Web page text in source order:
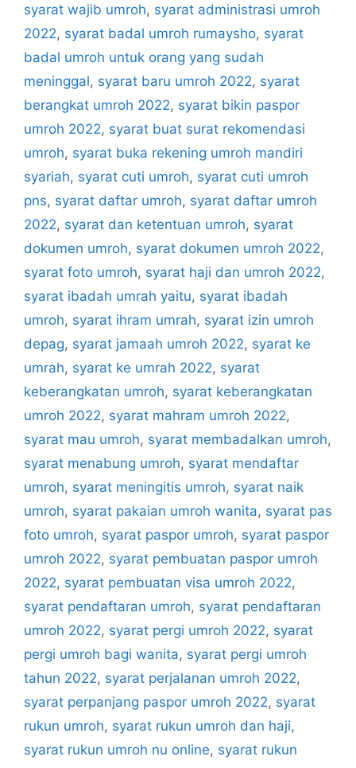
syarat wajib umroh, syarat administrasi umroh
2022, syarat badal umroh rumaysho, syarat
badal umroh untuk orang yang sudah
meninggal, syarat baru umroh 2022, syarat
berangkat umroh 2022, syarat bikin paspor
umroh 2022, syarat buat surat rekomendasi
umroh, syarat buka rekening umroh mandiri
syariah, syarat cuti umroh, syarat cuti umroh
pns, syarat daftar umroh, syarat daftar umroh
2022, syarat dan ketentuan umroh, syarat
dokumen umroh, syarat dokumen umroh 2022,
syarat foto umroh, syarat haji dan umroh 2022,
syarat ibadah umrah yaitu, syarat ibadah
umroh, syarat ihram umrah, syarat izin umroh
depag, syarat jamaah umroh 2022, syarat ke
umrah, syarat ke umrah 2022, syarat
keberangkatan umroh, syarat keberangkatan
umroh 2022, syarat mahram umroh 2022,
syarat mau umroh, syarat membadalkan umroh,
syarat menabung umroh, syarat mendaftar
umroh, syarat meningitis umroh, syarat naik
umroh, syarat pakaian umroh wanita, syarat pas
foto umroh, syarat paspor umroh, syarat paspor
umroh 2022, syarat pembuatan paspor umroh
2022, syarat pembuatan visa umroh 2022,
syarat pendaftaran umroh, syarat pendaftaran
umroh 2022, syarat pergi umroh 2022, syarat
pergi umroh bagi wanita, syarat pergi umroh
tahun 2022, syarat perjalanan umroh 2022,
syarat perpanjang paspor umroh 2022, syarat
rukun umroh, syarat rukun umroh dan haji,
syarat rukun umroh nu online, syarat rukun